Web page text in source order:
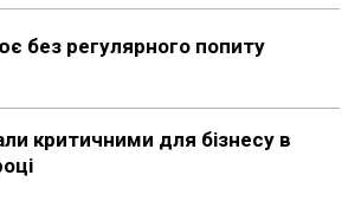
без регулярного попиту
критичними для бізнесу в